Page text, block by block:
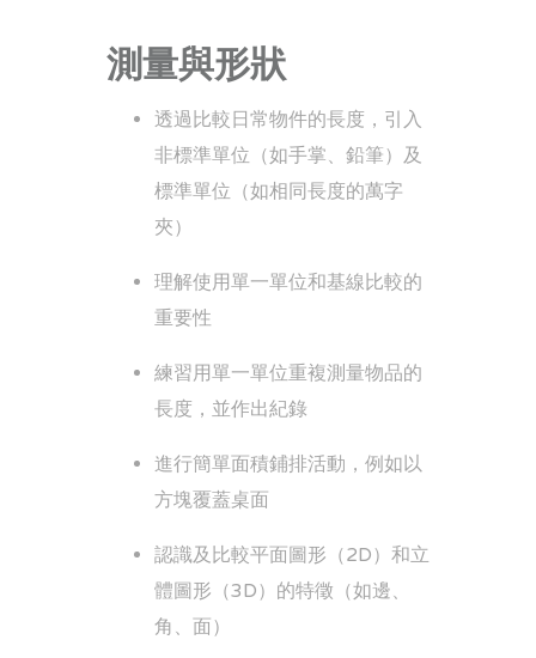
測量與形狀
透過比較日常物件的長度，引入
非標準單位（如手掌、鉛筆）及
標準單位（如相同長度的萬字
夾）
理解使用單一單位和基線比較的
重要性
練習用單一單位重複測量物品的
長度，並作出紀錄
進行簡單面積鋪排活動，例如以
方塊覆蓋桌面
認識及比較平面圖形（2D）和立
體圖形（3D）的特徵（如邊、
角、面）